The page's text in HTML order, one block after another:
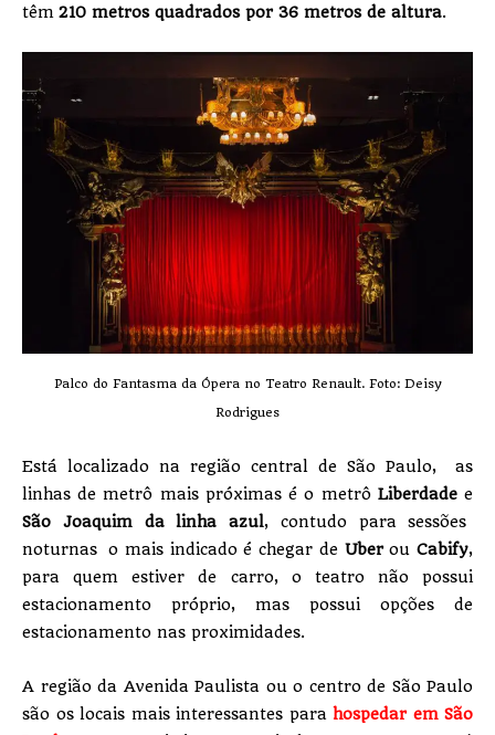
têm 210 metros quadrados por 36 metros de altura.
Palco do Fantasma da Ópera no Teatro Renault. Foto: Deisy
Rodrigues
Está localizado na região central de São Paulo, as
linhas de metrô mais próximas é o metrô Liberdadee
São Joaquim da linha azul, contudo para sessões
noturnas o mais indicado é chegar de UberouCabify,
para quem estiver de carro, o teatro não possui
estacionamento próprio, mas possui opções de
estacionamento nas proximidades.
A região da Avenida Paulista ou o centro de São Paulo
são os locais mais interessantes para hospedar em São